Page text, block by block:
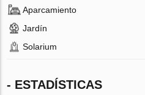
Aparcamiento
Jardín
Solarium
- ESTADÍSTICAS